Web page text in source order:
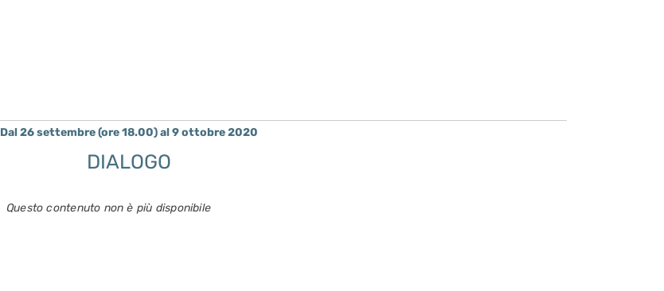
Dal 26 settembre (ore 18.00) al 9 ottobre 2020
DIALOGO
Questo contenuto non è più disponibile